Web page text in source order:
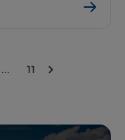
... 11